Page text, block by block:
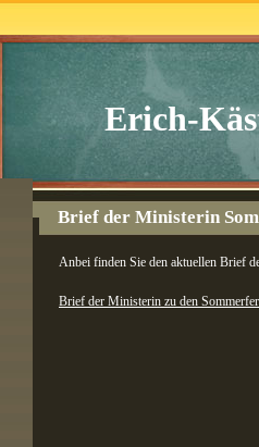
Erich-
Brief der Ministerin
Anbei finden Sie den aktuellen Brief
Brief der Ministerin zu den